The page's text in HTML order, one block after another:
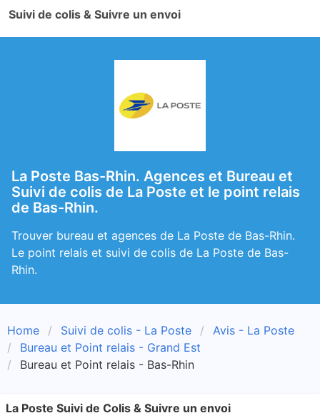
Suivi de colis & Suivre un envoi
La Poste Bas-Rhin. Agences et Bureau et
Suivi de colis de La Poste et le point relais
de Bas-Rhin.
Trouver bureau et agences de La Poste de Bas-Rhin.
Le point relais et suivi de colis de La Poste de Bas-
Rhin.
Home Suivi de colis - La Poste
Avis - La Poste
Bureau et Point relais - Grand Est
Bureau et Point relais - Bas-Rhin
La Poste Suivi de Colis & Suivre un envoi